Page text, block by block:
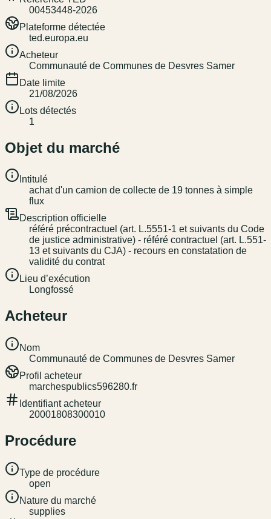
00453448-2026
Plateforme détectée
ted.europa.eu
Acheteur
Communauté de Communes de Desvres Samer
Date limite
21/08/2026
Lots détectés
1
Objet du marché
Intitulé
achat d'un camion de collecte de 19 tonnes à simple
flux
Description officielle
référé précontractuel (art. L.5551-1 et suivants du Code
de justice administrative) - référé contractuel (art. L.551-
13 et suivants du CJA) - recours en constatation de
validité du contrat
Lieu d’exécution
Longfossé
Acheteur
Nom
Communauté de Communes de Desvres Samer
Profil acheteur
marchespublics596280.fr
Identifiant acheteur
20001808300010
Procédure
Type de procédure
open
Nature du marché
supplies